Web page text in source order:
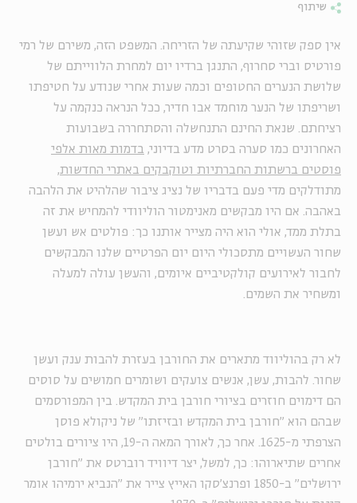
שיתוף
אין ספק שזוהי שקיעתה של הזריחה. המשפט הזה, משירם של רמי
פורטיס וברי סחרוף, התנגן ברדיו יום למחרת הלווייתם של
שלושת הנערים החטופים וכמה שעות אחרי שנודע על חטיפתו
ושריפתו של הנער מוחמד אבו חדיר, ככל הנראה כנקמה על
רציחתם. שנאת החינם התנחשלה והסתחררה בשבועות
האחרונים כמו סערה בסרט מדע בדיוני, בדמות מאות אלפי
פוסטים ברשתות החברתיות וטוקבקים באתרי החדשות,
מתודלקים מדי פעם בדבריו של נציג ציבור שהלהיט את הלהבה
באהבה. אם היו מבקשים מאנימטור הוליוודי להמחיש את זה
בתלת ממד, אולי הוא היה מצייר אותנו כך: פולטים אש ועשן
שחור העשויים מתסכולי היום יום הפרטיים שלנו המבקשים
לחבור לאירועים קולקטיביים איומים, והעשן עולה למעלה
ומשחיר את השמים.
לא רק בהוליווד מתארים את החורבן בעזרת להבות ענק ועשן
שחור. להבות, עשן, אנשים צועקים ושומרים חמושים על סוסים
הם דימוים חוזרים בציורי חורבן בית המקדש. בין המפורסמים
שבהם הוא "חורבן בית המקדש ובזיזתו" של ניקולא פוסן
הצרפתי מ-1625. אחר כך, לאורך המאה ה-19, היו ציורים בולטים
אחרים שתיארוהו: כך, למשל, יצר דיוויד רוברטס את "חורבן
ירושלים" ב-1850 ופרנצ'סקו האייץ צייר את "הנביא ירמיהו אומר